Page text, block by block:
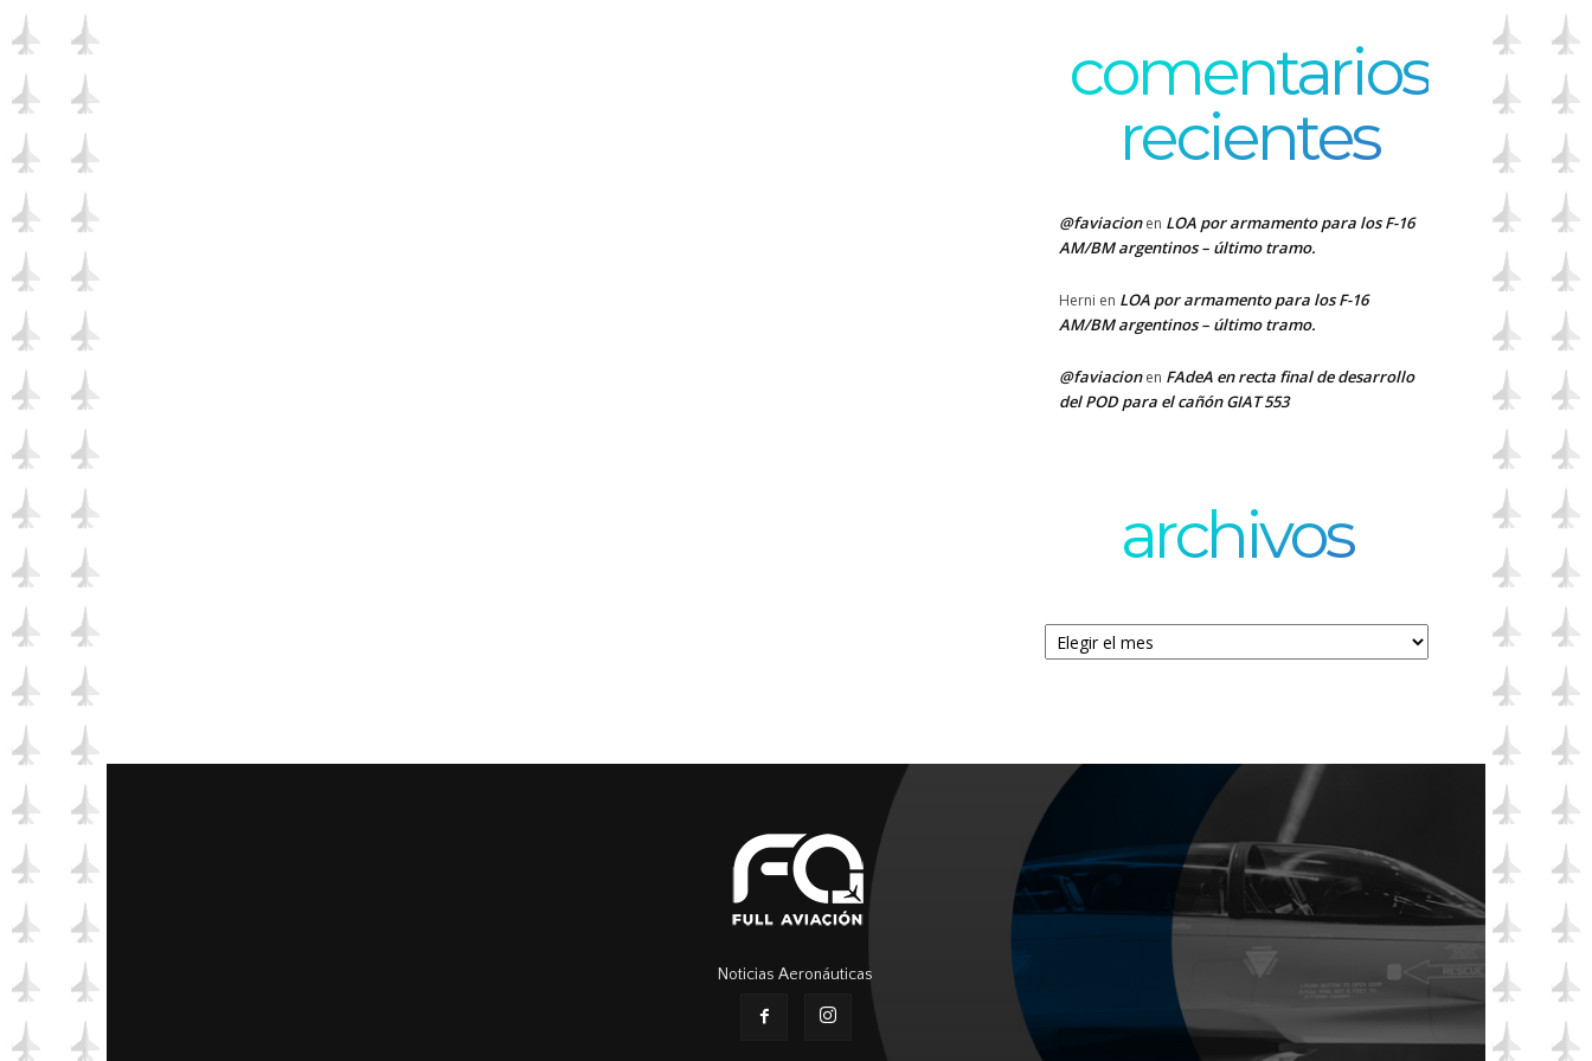
comentarios
recientes
@faviacionen LOA por armamento para los F-16
AM/BM argentinos – último tramo.
Herni en LOA por armamento para los F-16
AM/BM argentinos – último tramo.
@faviacionen FAdeA en recta final de desarrollo
del POD para el cañón GIAT 553
archivos
Archivos
Noticias Aeronáuticas